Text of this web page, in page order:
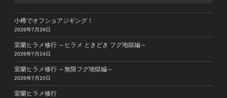
小樽でオフショアジギング！
2026年7月26日
室蘭ヒラメ修行 ～ヒラメ ときどき フグ地獄編～
2026年7月24日
室蘭ヒラメ修行 ～無限フグ地獄編～
2026年7月20日
室蘭ヒラメ修行